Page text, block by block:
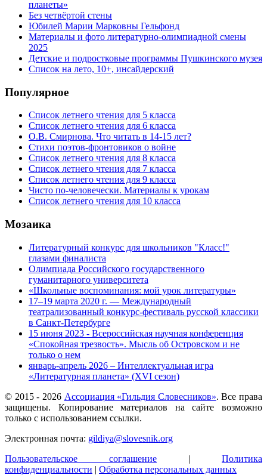
планеты»
Без четвёртой стены
Юбилей Марии Марковны Гельфонд
Материалы и фото литературно-олимпиадной смены
2025
Детские и подростковые программы Пушкинского музея
Список на лето, 10+, инсайдерский
Популярное
Список летнего чтения для 5 класса
Список летнего чтения для 6 класса
О.В. Смирнова. Что читать в 14-15 лет?
Стихи поэтов-фронтовиков о войне
Список летнего чтения для 8 класса
Список летнего чтения для 7 класса
Список летнего чтения для 9 класса
Чисто по-человечески. Материалы к урокам
Список летнего чтения для 10 класса
Мозаика
Литературный конкурс для школьников "Класс!"
глазами финалиста
Олимпиада Российского государственного
гуманитарного университета
«Школьные воспоминания: мой урок литературы»
17–19 марта 2020 г. — Международный
театрализованный конкурс-фестиваль русской классики
в Санкт-Петербурге
15 июня 2023 - Всероссийская научная конференция
«Спокойная трезвость». Мысль об Островском и не
только о нем
январь-апрель 2026 – Интеллектуальная игра
«Литературная планета» (XVI сезон)
© 2015 - 2026 Ассоциация «Гильдия Словесников». Все права
защищены. Копирование материалов на сайте возможно
только с использованием ссылки.
Электронная почта: gildiya@slovesnik.org
Пользовательское соглашение | Политика
конфиденциальности | Обработка персональных данных